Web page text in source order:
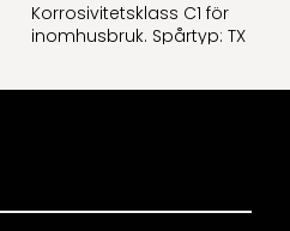
Korrosivitetsklass C1 för
inomhusbruk. Spårtyp: TX